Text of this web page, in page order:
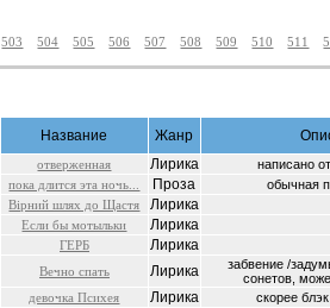
503 504 505 506 507 508 509 510 511
Название Жанр
отверженная Лирика
написано
пока длится эта ночь...
Проза
обычная
Вірний шлях до Щастя
Лирика
Если бы мотыльки
Лирика
ГЕРБ
Лирика
Вечно спать
Лирика
забвение /
сонетов,
девочка Психея
Лирика
скорее